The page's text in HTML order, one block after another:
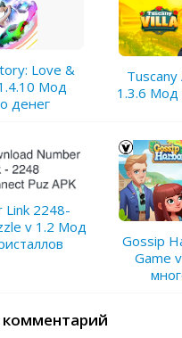
Love &
Мод
денег
1.3.6 Мод
Link 2248-
v 1.2 Мод
Gossip
Game